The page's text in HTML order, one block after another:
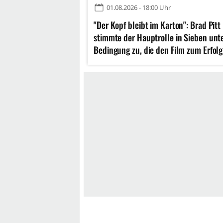
01.08.2026 - 18:00 Uhr
"Der Kopf bleibt im Karton": Brad Pitt
stimmte der Hauptrolle in Sieben
Bedingung zu, die den Film zum Erfolg
machen würde